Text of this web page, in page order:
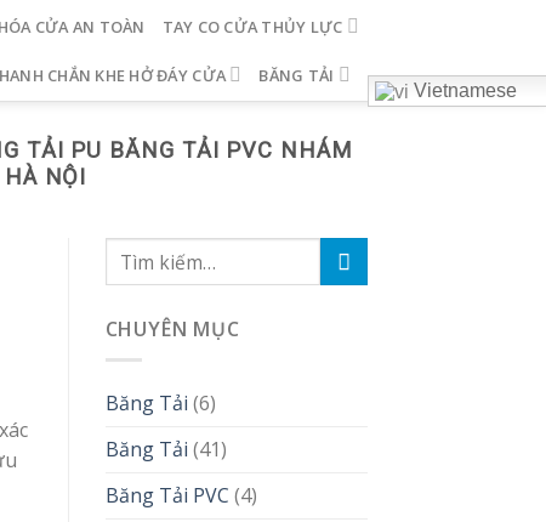
CỬA AN TOÀN TAY CO CỬA THỦY LỰC
CHẮN KHE HỞ ĐÁY CỬA BĂNG TẢI
Vietnamese
TẢI PU BĂNG TẢI PVC NHÁM
NỘI
CHUYÊN MỤC
Băng Tải (6)
Băng Tải (41)
Băng Tải PVC (4)